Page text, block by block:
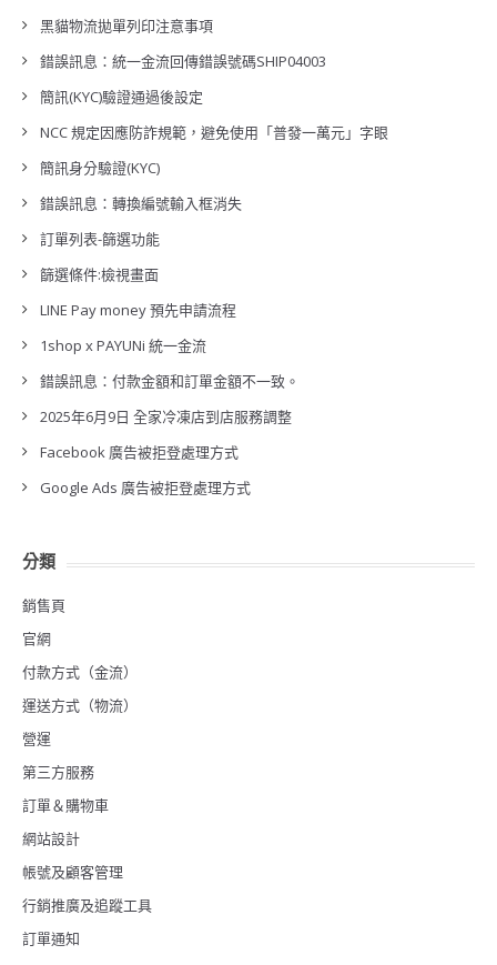
黑貓物流拋單列印注意事項
錯誤訊息：統一金流回傳錯誤號碼SHIP04003
簡訊(KYC)驗證通過後設定
NCC 規定因應防詐規範，避免使用「普發一萬元」字眼
簡訊身分驗證(KYC)
錯誤訊息：轉換編號輸入框消失
訂單列表-篩選功能
篩選條件:檢視畫面
LINE Pay money 預先申請流程
1shop x PAYUNi 統一金流
錯誤訊息：付款金額和訂單金額不一致。
2025年6月9日 全家冷凍店到店服務調整
Facebook 廣告被拒登處理方式
Google Ads 廣告被拒登處理方式
分類
銷售頁
官網
付款方式（金流）
運送方式（物流）
營運
第三方服務
訂單＆購物車
網站設計
帳號及顧客管理
行銷推廣及追蹤工具
訂單通知